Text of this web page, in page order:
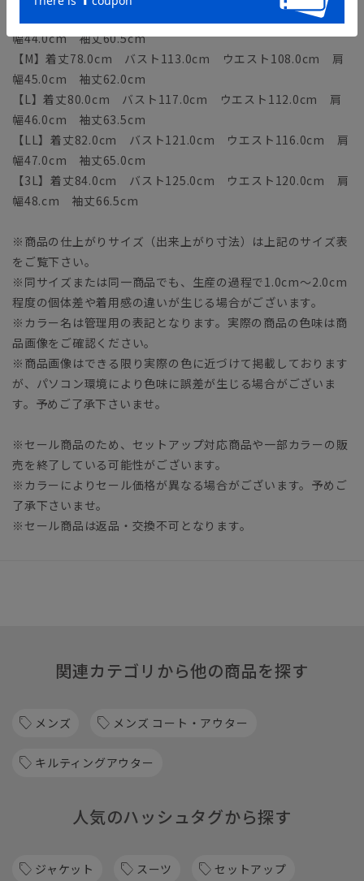
【S】着丈76.0cm バスト109.0cm ウエスト104.0cm 肩
幅44.0cm 袖丈60.5cm
【M】着丈78.0cm バスト113.0cm ウエスト108.0cm 肩
幅45.0cm 袖丈62.0cm
【L】着丈80.0cm バスト117.0cm ウエスト112.0cm 肩
幅46.0cm 袖丈63.5cm
【LL】着丈82.0cm バスト121.0cm ウエスト116.0cm 肩
幅47.0cm 袖丈65.0cm
【3L】着丈84.0cm バスト125.0cm ウエスト120.0cm 肩
幅48.cm 袖丈66.5cm
※商品の仕上がりサイズ（出来上がり寸法）は上記のサイズ表
をご覧下さい。
※同サイズまたは同一商品でも、生産の過程で1.0cm～2.0cm
程度の個体差や着用感の違いが生じる場合がございます。
※カラー名は管理用の表記となります。実際の商品の色味は商
品画像をご確認ください。
※商品画像はできる限り実際の色に近づけて掲載しております
が、パソコン環境により色味に誤差が生じる場合がございま
す。予めご了承下さいませ。
※セール商品のため、セットアップ対応商品や一部カラーの販
売を終了している可能性がございます。
※カラーによりセール価格が異なる場合がございます。予めご
了承下さいませ。
※セール商品は返品・交換不可となります。
関連カテゴリから他の商品を探す
メンズ メンズ コート・アウター
キルティングアウター
人気のハッシュタグから探す
ジャケット スーツ セットアップ